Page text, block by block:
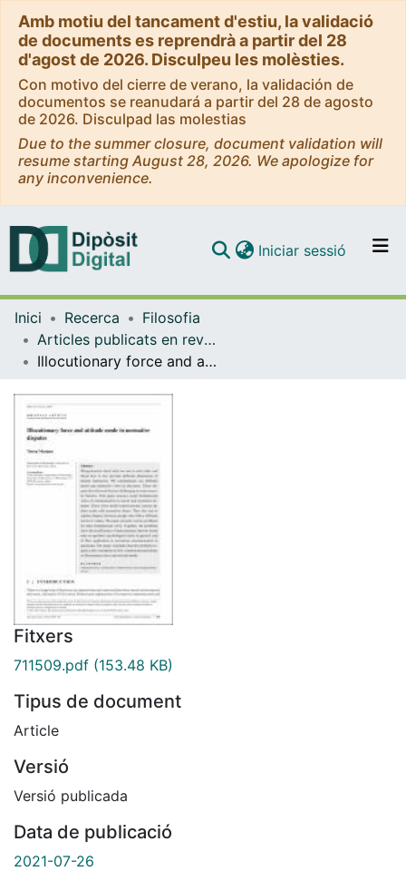
Amb motiu del tancament d'estiu, la validació
de documents es reprendrà a partir del 28
d'agost de 2026. Disculpeu les molèsties.
Con motivo del cierre de verano, la validación de
documentos se reanudará a partir del 28 de agosto
de 2026. Disculpad las molestias
Due to the summer closure, document validation will
resume starting August 28, 2026. We apologize for
any inconvenience.
Navega per tot el DD
Iniciar sessió (current)
Inici Recerca
Filosofia
Articles publicats en revistes (Filosofia)
Illocutionary force and attitude mode in normative disputes
Fitxers
711509.pdf (153.48 KB)
Tipus de document
Article
Versió
Versió publicada
Data de publicació
2021-07-26